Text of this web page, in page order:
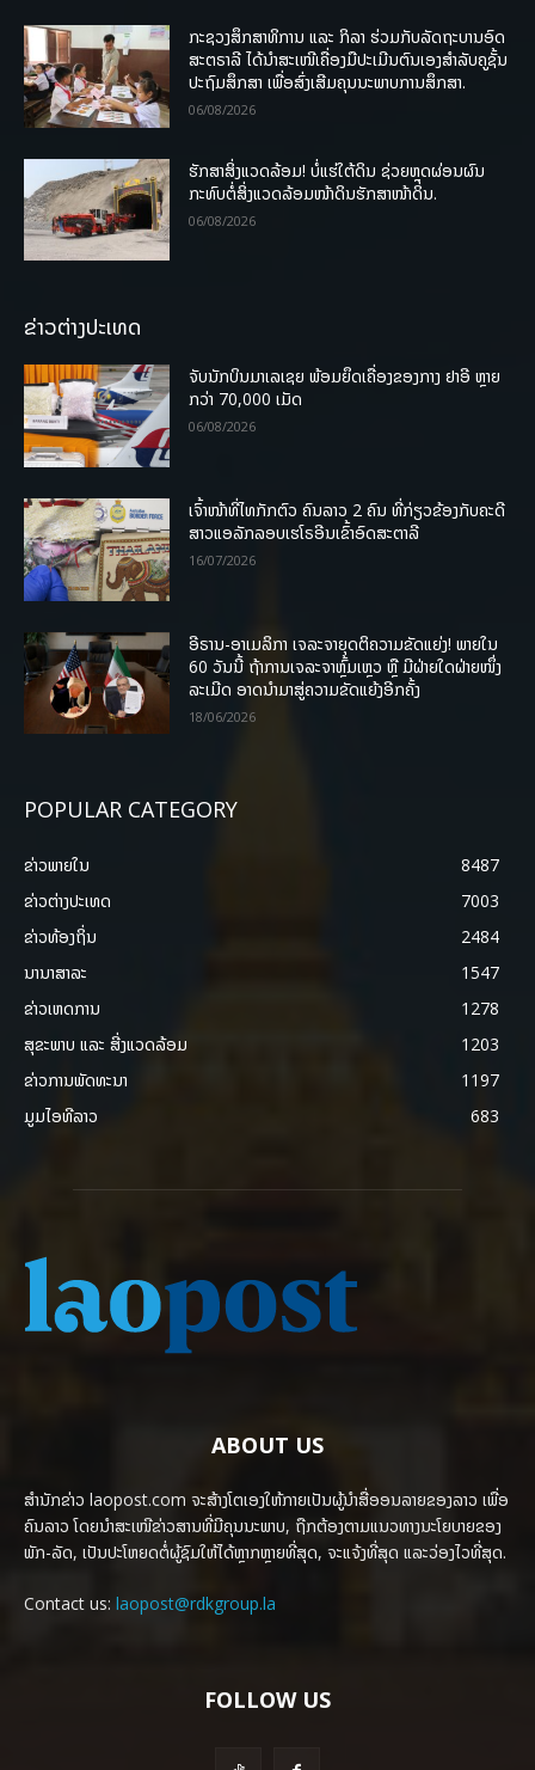
ກະຊວງສຶກສາທິການ ແລະ ກິລາ ຮ່ວມກັບລັດຖະບານອົດ
ສະຕຣາລີ ໄດ້ນຳສະເໜີເຄື່ອງມືປະເມີນຕົນເອງສຳລັບຄູຊັ້ນ
ປະຖົມສຶກສາ ເພື່ອສົ່ງເສີມຄຸນນະພາບການສຶກສາ.
06/08/2026
ຮັກສາສິ່ງແວດລ້ອມ! ບໍ່ແຮ່ໃຕ້ດິນ ຊ່ວຍຫຼຸດຜ່ອນຜົນ
ກະທົບຕໍ່ສິ່ງແວດລ້ອມໜ້າດິນຮັກສາໜ້າດິນ.
06/08/2026
ຂ່າວຕ່າງປະເທດ
ຈັບນັກບິນມາເລເຊຍ ພ້ອມຍຶດເຄື່ອງຂອງກາງ ຢາອີ ຫຼາຍ
ກວ່າ 70,000 ເມັດ
06/08/2026
ເຈົ້າໜ້າທີ່ໄທກັກຕົວ ຄົນລາວ 2 ຄົນ ທີ່ກ່ຽວຂ້ອງກັບຄະດີ
ສາວແອລັກລອບເຮໂຣອີນເຂົ້າອົດສະຕາລີ
16/07/2026
ອີຣານ-ອາເມລິກາ ເຈລະຈາຍຸດຕິຄວາມຂັດແຍ່ງ! ພາຍໃນ
60 ວັນນີ້ ຖ້າການເຈລະຈາຫຼົ້ມເຫຼວ ຫຼື ມີຝ່າຍໃດຝ່າຍໜຶ່ງ
ລະເມີດ ອາດນໍາມາສູ່ຄວາມຂັດແຍ້ງອີກຄັ້ງ
18/06/2026
POPULAR CATEGORY
ຂ່າວພາຍ​ໃນ
8487
ຂ່າວຕ່າງປະເທດ
7003
ຂ່າວທ້ອງຖິ່ນ
2484
ນານາສາລະ
1547
ຂ່າວເຫດການ
1278
ສຸຂະພາບ ແລະ ສີ່ງແວດລ້ອມ
1203
ຂ່າວການພັດທະນາ
1197
ມູມໄອທີລາວ
683
ABOUT US
ສຳນັກຂ່າວ laopost.com ຈະສ້າງໂຕເອງໃຫ້ກາຍເປັນຜູ້ນຳສື່ອອນລາຍຂອງລາວ ເພື່ອ
ຄົນລາວ ໂດຍນຳສະເໜີຂ່າວສານທີ່ມີຄຸນນະພາບ, ຖືກຕ້ອງຕາມແນວທາງນະໂຍບາຍຂອງ
ພັກ-ລັດ, ເປັນປະໂຫຍດຕໍ່ຜູ້ຊົມໃຫ້ໄດ້ຫຼາກຫຼາຍທີ່ສຸດ, ຈະແຈ້ງທີ່ສຸດ ແລະວ່ອງໄວທີ່ສຸດ.
Contact us: laopost@rdkgroup.la
FOLLOW US